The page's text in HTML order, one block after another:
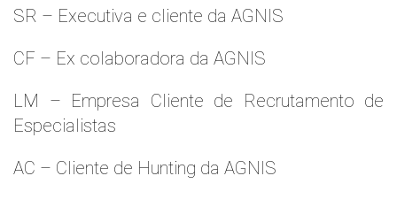
SR – Executiva e cliente da AGNIS
CF – Ex colaboradora da AGNIS
LM – Empresa Cliente de Recrutamento de
Especialistas
AC – Cliente de Hunting da AGNIS